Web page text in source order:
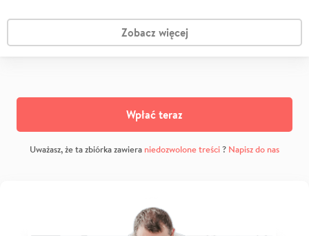
Zobacz więcej
Wpłać teraz
Uważasz, że ta zbiórka zawiera niedozwolone treści? Napisz do nas